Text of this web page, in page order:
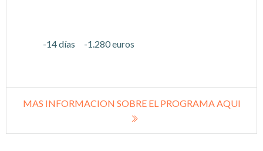
-14 días -1.280 euros
MAS INFORMACION SOBRE EL PROGRAMA AQUI